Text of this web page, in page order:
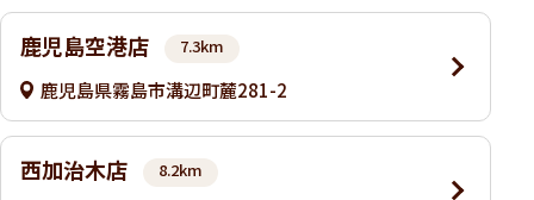
鹿児島空港店 7.3km
鹿児島県霧島市溝辺町麓281-2
西加治木店 8.2km